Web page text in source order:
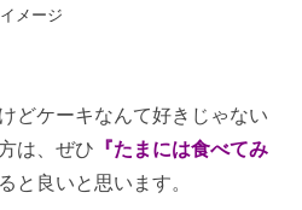
イメージ
どケーキなんて好きじゃない
は、ぜひ 『たまには食べてみ
と良いと思います。